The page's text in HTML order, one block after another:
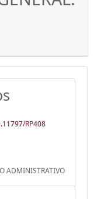
RP408
ADMINISTRATIVO